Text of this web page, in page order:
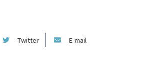
Twitter E-mail